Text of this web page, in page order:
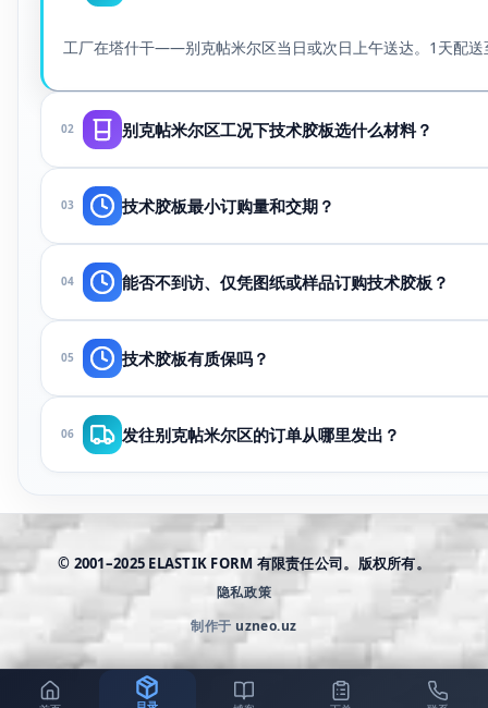
工厂在塔什干——别克帖米尔区当日或次日上午送达。1天配送
02 别克帖米尔区工况下技术胶板选什么材料？
取决于介质、温度和压力。请通过WhatsApp发送图纸或样
03 技术胶板最小订购量和交期？
100件起（异形可按一批）。图纸和材料确认后48小时起。急
04 能否不到访、仅凭图纸或样品订购技术胶板？
可以。将图纸、照片或旧件发至WhatsApp——我们报价交期
05 技术胶板有质保吗？
若零件与确认图纸在尺寸和材料上不符，我们免费返工。批量
06 发往别克帖米尔区的订单从哪里发出？
© 2001–2025 ELASTIK FORM 有限责任公司。版权所有。
隐私政策
制作于 uzneo.uz